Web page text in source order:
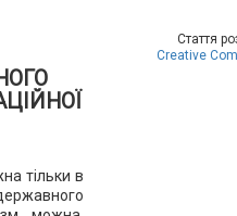
тільки в
Стаття
Creative